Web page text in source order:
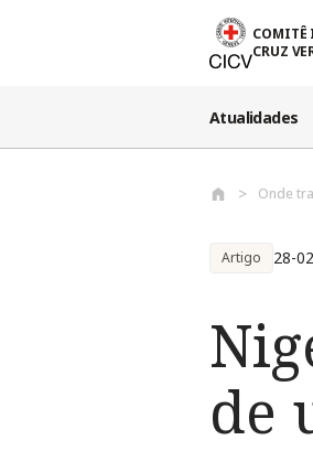
Passar para o conteúdo principal
COMITÊ
CRUZ
Atualidades
Onde
Artigo 28-
de